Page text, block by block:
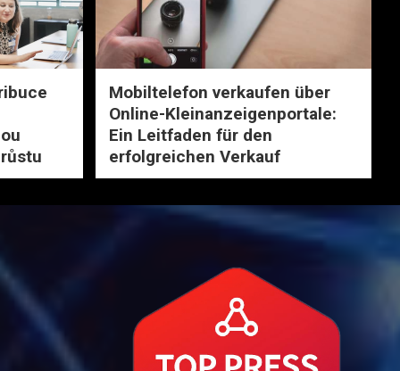
Mobiltelefon verkaufen über
Online-Kleinanzeigenportale:
Ein Leitfaden für den
erfolgreichen Verkauf